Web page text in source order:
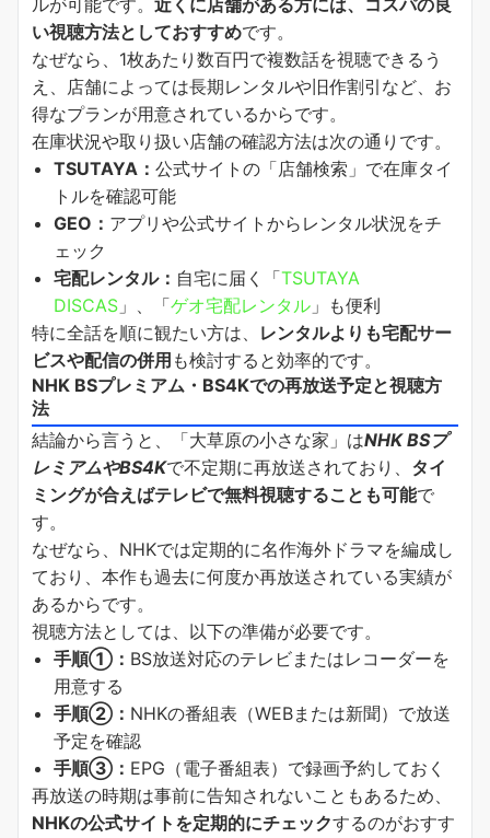
ルが可能です。 近くに店舗がある方には、コスパの良
い視聴方法としておすすめです。
なぜなら、1枚あたり数百円で複数話を視聴できるう
え、店舗によっては長期レンタルや旧作割引など、お
得なプランが用意されているからです。
在庫状況や取り扱い店舗の確認方法は次の通りです。
TSUTAYA： 公式サイトの「店舗検索」で在庫タイ
トルを確認可能
GEO： アプリや公式サイトからレンタル状況をチ
ェック
宅配レンタル： 自宅に届く「TSUTAYA
DISCAS 」、「ゲオ宅配レンタル 」も便利
特に全話を順に観たい方は、 レンタルよりも宅配サー
ビスや配信の併用 も検討すると効率的です。
NHK BSプレミアム・BS4Kでの再放送予定と視聴方
法
結論から言うと、「大草原の小さな家」はNHK BSプ
レミアムやBS4Kで不定期に再放送されており、 タイ
ミングが合えばテレビで無料視聴することも可能で
す。
なぜなら、NHKでは定期的に名作海外ドラマを編成し
ており、本作も過去に何度か再放送されている実績が
あるからです。
視聴方法としては、以下の準備が必要です。
手順①： BS放送対応のテレビまたはレコーダーを
用意する
手順②： NHKの番組表（WEBまたは新聞）で放送
予定を確認
手順③： EPG（電子番組表）で録画予約しておく
再放送の時期は事前に告知されないこともあるため、
NHKの公式サイトを定期的にチェックするのがおすす